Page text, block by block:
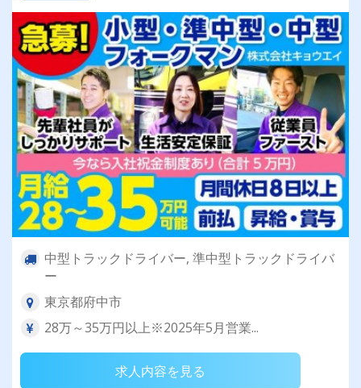
中型トラックドライバー, 準中型トラックドライバ
ー
東京都府中市
28万～35万円以上※2025年5月営業...
求人内容を見る